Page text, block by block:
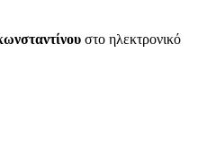
στο ηλεκτρονικό